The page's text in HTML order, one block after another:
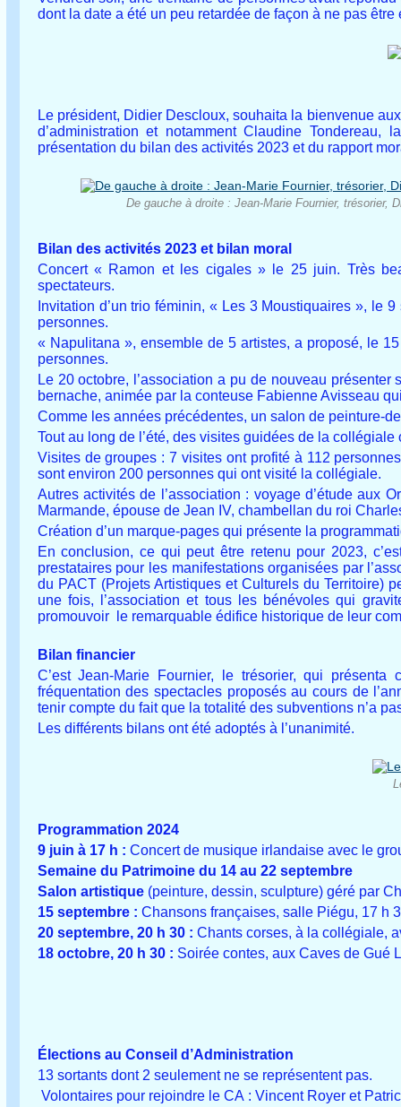
dont la date a été un peu retardée de façon à ne pas
Le président, Didier Descloux, souhaita la bienvenue
d’administration et notamment Claudine
présentation du bilan des activités 2023 et du rapport
De gauche à droite : Jean-Marie Fournier, trésorier,
Bilan des activités 2023 et bilan moral
Concert « Ramon et les cigales » le 25 juin. Très
spectateurs.
Invitation d’un trio féminin, « Les 3 Moustiquaires », le
personnes.
« Napulitana », ensemble de 5 artistes, a proposé, le
personnes.
Le 20 octobre, l’association a pu de nouveau
bernache, animée par la conteuse Fabienne Avisseau
Comme les années précédentes, un salon de peinture-
Tout au long de l’été, des visites guidées de la collégiale
Visites de groupes : 7 visites ont profité à 112
sont environ 200 personnes qui ont visité la collégiale.
Autres activités de l’association : voyage d’étude aux
Marmande, épouse de Jean IV, chambellan du roi
Création d’un marque-pages qui présente la
En conclusion, ce qui peut être retenu pour 2023,
prestataires pour les manifestations organisées par
du PACT (Projets Artistiques et Culturels du Territoire)
une fois, l’association et tous les bénévoles qui
promouvoir le remarquable édifice historique de leur
Bilan financier
C’est Jean-Marie Fournier, le trésorier, qui
fréquentation des spectacles proposés au cours de
tenir compte du fait que la totalité des subventions n’a
Les différents bilans ont été adoptés à l’unanimité.
Programmation 2024
9 juin à 17 h : Concert de musique irlandaise avec le
Semaine du Patrimoine du 14 au 22 septembre
Salon artistique (peinture, dessin, sculpture) géré par
15 septembre : Chansons françaises, salle Piégu, 17 h
20 septembre, 20 h 30 : Chants corses, à la collégiale,
18 octobre, 20 h 30 : Soirée contes, aux Caves de Gué
Élections au Conseil d’Administration
13 sortants dont 2 seulement ne se représentent pas.
Volontaires pour rejoindre le CA : Vincent Royer et